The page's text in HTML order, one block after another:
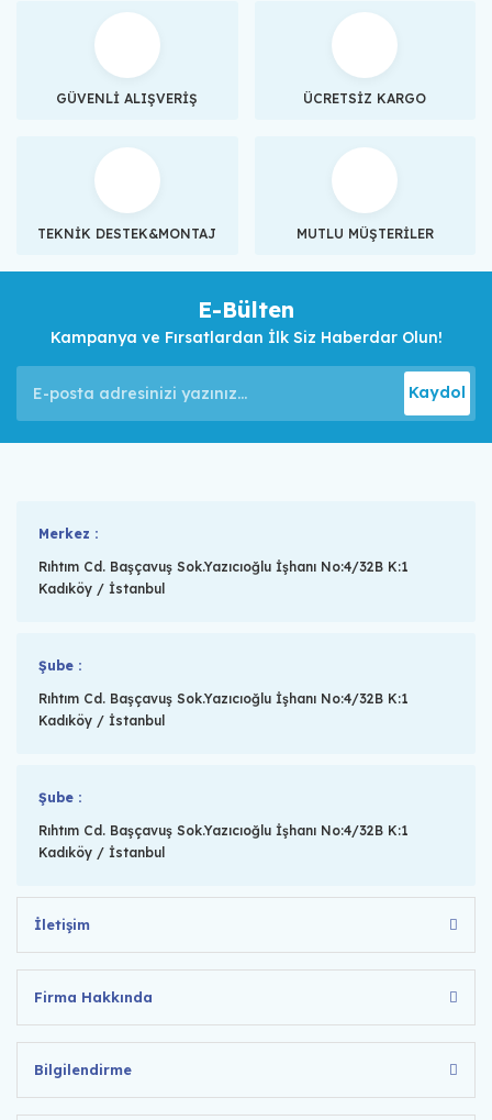
GÜVENLİ ALIŞVERİŞ ÜCRETSİZ KARGO
TEKNİK DESTEK&MONTAJ MUTLU MÜŞTERİLER
E-Bülten
Kampanya ve Fırsatlardan İlk Siz Haberdar Olun!
Kaydol
Merkez :
Rıhtım Cd. Başçavuş Sok.Yazıcıoğlu İşhanı No:4/32B K:1
Kadıköy / İstanbul
Şube :
Rıhtım Cd. Başçavuş Sok.Yazıcıoğlu İşhanı No:4/32B K:1
Kadıköy / İstanbul
Şube :
Rıhtım Cd. Başçavuş Sok.Yazıcıoğlu İşhanı No:4/32B K:1
Kadıköy / İstanbul
İletişim
Firma Hakkında
Bilgilendirme